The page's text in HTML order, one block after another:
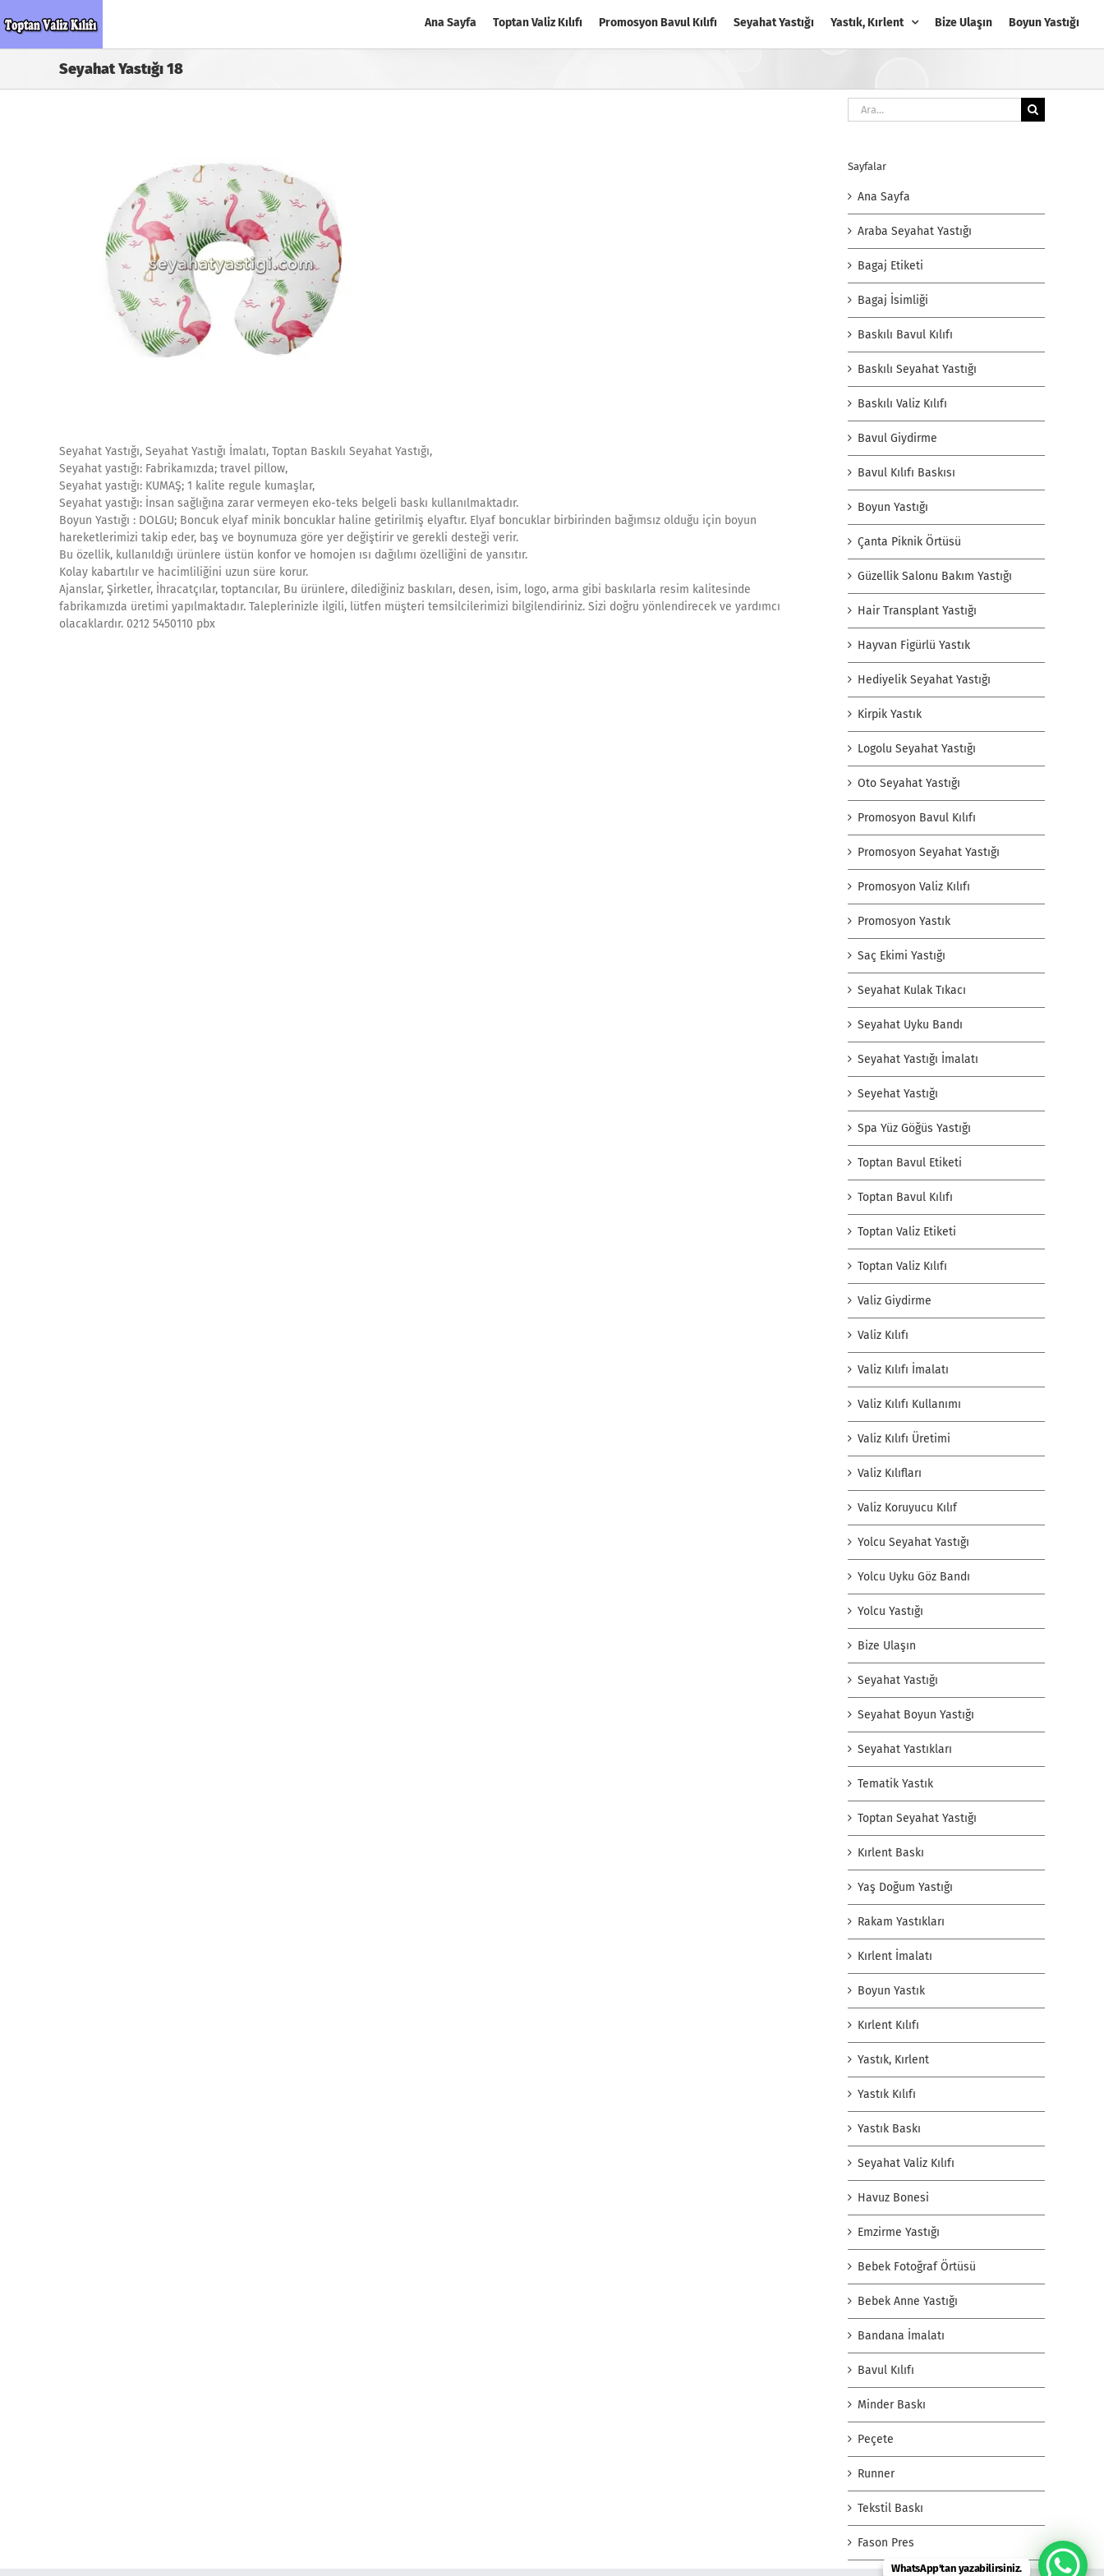
to
Ana Sayfa Toptan Valiz Kılıfı Promosyon Bavul Kılıfı Seyahat Yastığı Yastık, Kırlent Bize Ulaşın Boyun Yastığı
Seyahat Yastığı 18
Seyahat Yastığı, Seyahat Yastığı İmalatı, Toptan Baskılı Seyahat Yastığı,
Seyahat yastığı: Fabrikamızda; travel pillow,
Seyahat yastığı: KUMAŞ; 1 kalite regule kumaşlar,
Seyahat yastığı: İnsan sağlığına zarar vermeyen eko-teks belgeli baskı kullanılmaktadır.
Boyun Yastığı : DOLGU; Boncuk elyaf minik boncuklar haline getirilmiş elyaftır. Elyaf boncuklar birbirinden bağımsız olduğu için boyun
hareketlerimizi takip eder, baş ve boynumuza göre yer değiştirir ve gerekli desteği verir.
Bu özellik, kullanıldığı ürünlere üstün konfor ve homojen ısı dağılımı özelliğini de yansıtır.
Kolay kabartılır ve hacimliliğini uzun süre korur.
Ajanslar, Şirketler, İhracatçılar, toptancılar, Bu ürünlere, dilediğiniz baskıları, desen, isim, logo, arma gibi baskılarla resim kalitesinde
fabrikamızda üretimi yapılmaktadır. Taleplerinizle ilgili, lütfen müşteri temsilcilerimizi bilgilendiriniz. Sizi doğru yönlendirecek ve yardımcı
olacaklardır. 0212 5450110 pbx
Ara:
Sayfalar
Ana Sayfa
Araba Seyahat Yastığı
Bagaj Etiketi
Bagaj İsimliği
Baskılı Bavul Kılıfı
Baskılı Seyahat Yastığı
Baskılı Valiz Kılıfı
Bavul Giydirme
Bavul Kılıfı Baskısı
Boyun Yastığı
Çanta Piknik Örtüsü
Güzellik Salonu Bakım Yastığı
Hair Transplant Yastığı
Hayvan Figürlü Yastık
Hediyelik Seyahat Yastığı
Kirpik Yastık
Logolu Seyahat Yastığı
Oto Seyahat Yastığı
Promosyon Bavul Kılıfı
Promosyon Seyahat Yastığı
Promosyon Valiz Kılıfı
Promosyon Yastık
Saç Ekimi Yastığı
Seyahat Kulak Tıkacı
Seyahat Uyku Bandı
Seyahat Yastığı İmalatı
Seyehat Yastığı
Spa Yüz Göğüs Yastığı
Toptan Bavul Etiketi
Toptan Bavul Kılıfı
Toptan Valiz Etiketi
Toptan Valiz Kılıfı
Valiz Giydirme
Valiz Kılıfı
Valiz Kılıfı İmalatı
Valiz Kılıfı Kullanımı
Valiz Kılıfı Üretimi
Valiz Kılıfları
Valiz Koruyucu Kılıf
Yolcu Seyahat Yastığı
Yolcu Uyku Göz Bandı
Yolcu Yastığı
Bize Ulaşın
Seyahat Yastığı
Seyahat Boyun Yastığı
Seyahat Yastıkları
Tematik Yastık
Toptan Seyahat Yastığı
Kırlent Baskı
Yaş Doğum Yastığı
Rakam Yastıkları
Kırlent İmalatı
Boyun Yastık
Kırlent Kılıfı
Yastık, Kırlent
Yastık Kılıfı
Yastık Baskı
Seyahat Valiz Kılıfı
Havuz Bonesi
Emzirme Yastığı
Bebek Fotoğraf Örtüsü
Bebek Anne Yastığı
Bandana İmalatı
Bavul Kılıfı
Minder Baskı
Peçete
Runner
Tekstil Baskı
Fason Pres
WhatsApp'tan yazabilirsiniz.